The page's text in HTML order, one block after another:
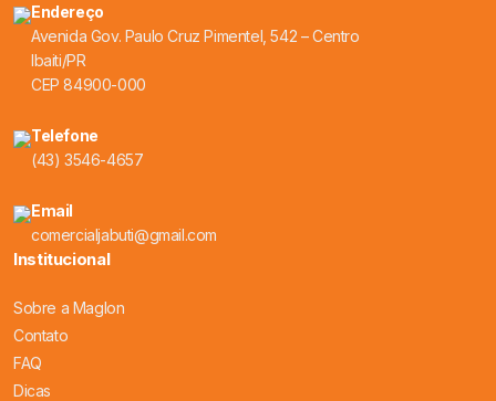
Endereço
Avenida Gov. Paulo Cruz Pimentel, 542 – Centro
Ibaiti/PR
CEP 84900-000
Telefone
(43) 3546-4657
Email
comercialjabuti@gmail.com
Institucional
Sobre a Maglon
Contato
FAQ
Dicas